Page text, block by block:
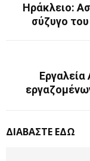
Ηράκλειο:
σύζυγο
Εργαλεία
ΔΙΑΒΑΣΤΕ ΕΔΩ